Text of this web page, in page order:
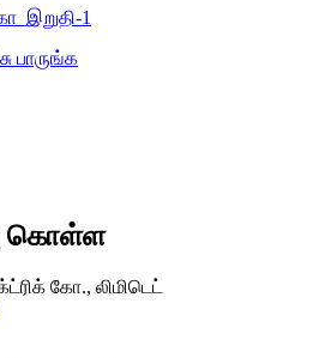
கொள்ள
கோ., லிமிடெட்